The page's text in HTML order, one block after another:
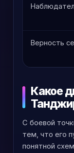
Верность
Какое
С боевой
тем, что его
понятной